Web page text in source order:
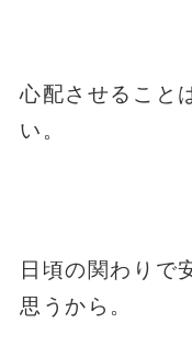
心配させること
い。
日頃の関わりで
思うから。